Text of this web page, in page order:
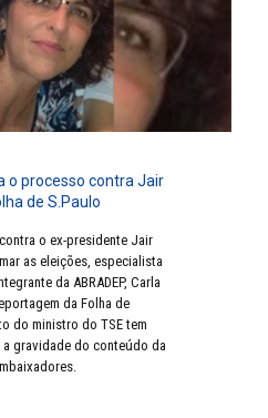
o processo contra Jair
de S.Paulo
o ex-presidente Jair
as eleições, especialista
da ABRADEP, Carla
da Folha de
do ministro do TSE tem
gravidade do conteúdo da